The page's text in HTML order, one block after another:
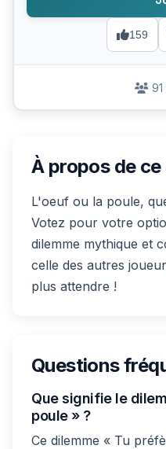
159
À propos de ce
L'oeuf ou la poule,
Votez pour votre
dilemme mythique et
celle des autres
plus attendre !
Questions
Que signifie le
poule » ?
Ce dilemme « Tu